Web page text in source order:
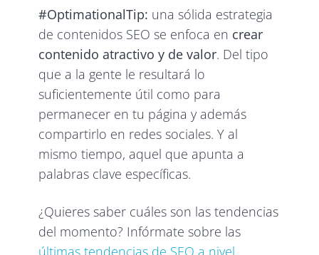
#OptimationalTip: una sólida estrategia
de contenidos SEO se enfoca en crear
contenido atractivo y de valor. Del tipo
que a la gente le resultará lo
suficientemente útil como para
permanecer en tu página y además
compartirlo en redes sociales. Y al
mismo tiempo, aquel que apunta a
palabras clave específicas.
¿Quieres saber cuáles son las tendencias
del momento? Infórmate sobre las
últimas tendencias de SEO a nivel